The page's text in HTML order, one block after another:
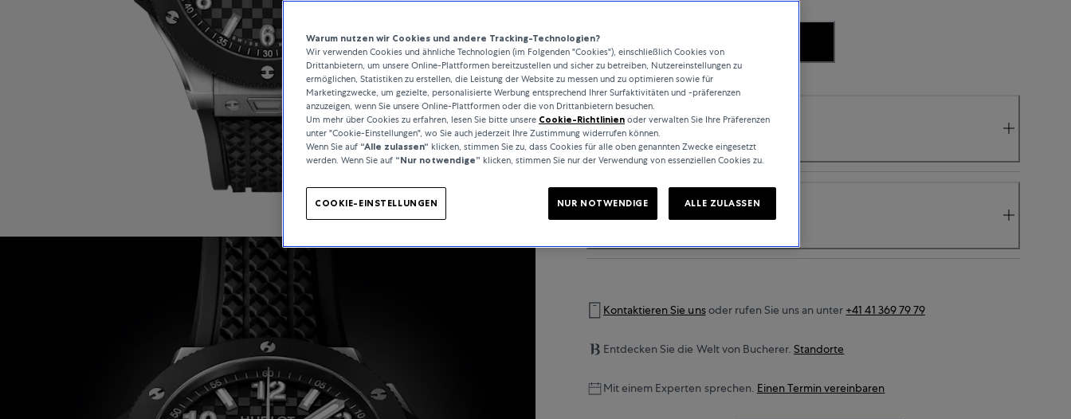
PRODUKTDETAILS
Kontaktieren Sie unsoder rufen Sie uns an unter +41 41 369 79 79
Entdecken Sie die Welt von Bucherer. Standorte
Mit einem Experten sprechen. Einen Termin vereinbaren
Warum nutzen wir Cookies und andere Tracking-Technologien?
Wir verwenden Cookies und ähnliche Technologien (im Folgenden "Cookies"), einschließlich Cookies von
Drittanbietern, um unsere Online-Plattformen bereitzustellen und sicher zu betreiben, Nutzereinstellungen zu
ermöglichen, Statistiken zu erstellen, die Leistung der Website zu messen und zu optimieren sowie für
Marketingzwecke, um gezielte, personalisierte Werbung entsprechend Ihrer Surfaktivitäten und -präferenzen
anzuzeigen, wenn Sie unsere Online-Plattformen oder die von Drittanbietern besuchen.
Um mehr über Cookies zu erfahren, lesen Sie bitte unsere Cookie-Richtlinien oder verwalten Sie Ihre Präferenzen
unter "Cookie-Einstellungen", wo Sie auch jederzeit Ihre Zustimmung widerrufen können.
Wenn Sie auf “Alle zulassen“ klicken, stimmen Sie zu, dass Cookies für alle oben genannten Zwecke eingesetzt
werden. Wenn Sie auf “Nur notwendige” klicken, stimmen Sie nur der Verwendung von essenziellen Cookies zu.
COOKIE-EINSTELLUNGEN NUR NOTWENDIGE ALLE ZULASSEN